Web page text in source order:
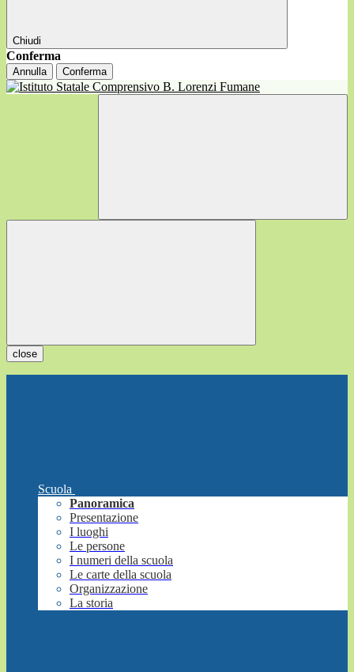
Chiudi
Conferma
Annulla Conferma
close
Scuola
Panoramica
Presentazione
I luoghi
Le persone
I numeri della scuola
Le carte della scuola
Organizzazione
La storia